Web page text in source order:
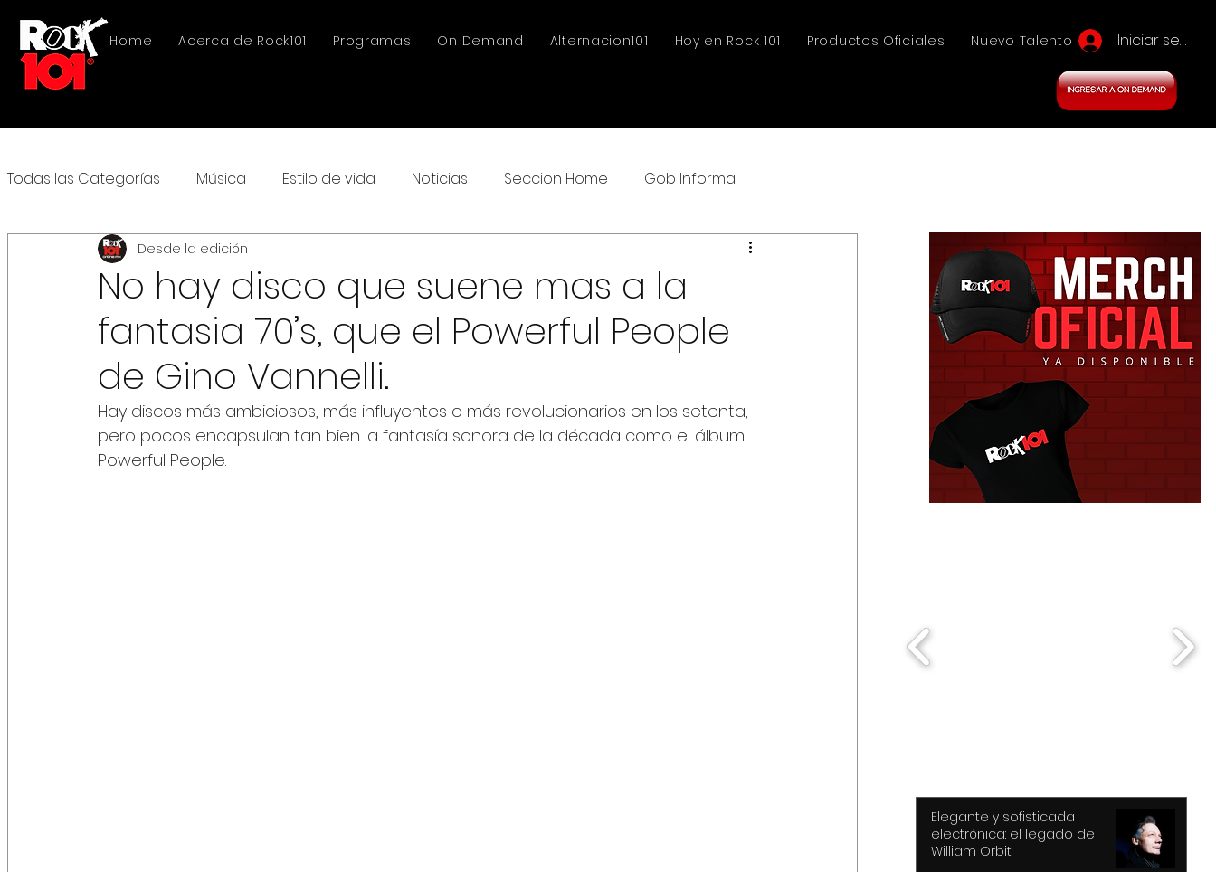
Home Acerca de Rock101 Programas On Demand Alternacion101 Hoy en Rock 101 Productos Oficiales Nuevo Talento Iniciar sesión
Todas las Categorías Música Estilo de vida Noticias Seccion Home Gob Informa
No hay disco que suene mas a la
fantasia 70’s, que el Powerful People
de Gino Vannelli.
Desde la edición
Hay discos más ambiciosos, más influyentes o más revolucionarios en los setenta,
pero pocos encapsulan tan bien la fantasía sonora de la década como el álbum
Powerful People.
Elegante y sofisticada
electrónica: el legado de
William Orbit